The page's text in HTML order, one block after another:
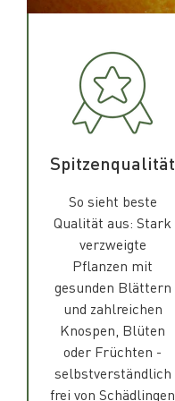
Spitzenqualität
So sieht beste
Qualität aus: Stark
verzweigte
Pflanzen mit
gesunden Blättern
und zahlreichen
Knospen, Blüten
oder Früchten -
selbstverständlich
frei von Schädlingen